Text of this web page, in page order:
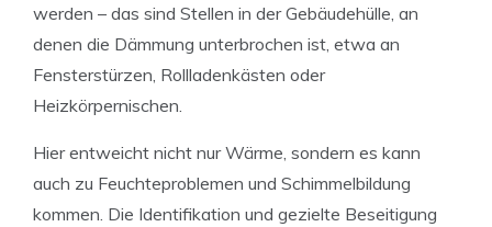
werden – das sind Stellen in der Gebäudehülle, an
denen die Dämmung unterbrochen ist, etwa an
Fensterstürzen, Rollladenkästen oder
Heizkörpernischen.
Hier entweicht nicht nur Wärme, sondern es kann
auch zu Feuchteproblemen und Schimmelbildung
kommen. Die Identifikation und gezielte Beseitigung